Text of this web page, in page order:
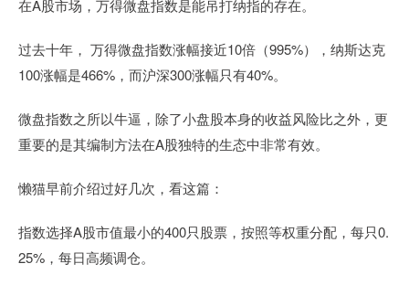
在A股市场，万得微盘指数是能吊打纳指的存在。
过去十年， 万得微盘指数涨幅接近10倍（995%），纳斯达克
100涨幅是466%，而沪深300涨幅只有40%。
微盘指数之所以牛逼，除了小盘股本身的收益风险比之外，更
重要的是其编制方法在A股独特的生态中非常有效。
懒猫早前介绍过好几次，看这篇：
指数选择A股市值最小的400只股票，按照等权重分配，每只0.
25%，每日高频调仓。